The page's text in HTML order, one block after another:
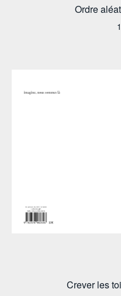
Ordre
Crever les